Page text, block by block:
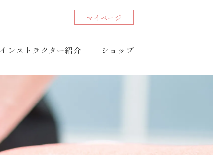
マイページ
インストラクター紹介 ショップ
Do /
コアチューニング予約
オンラインショッピング